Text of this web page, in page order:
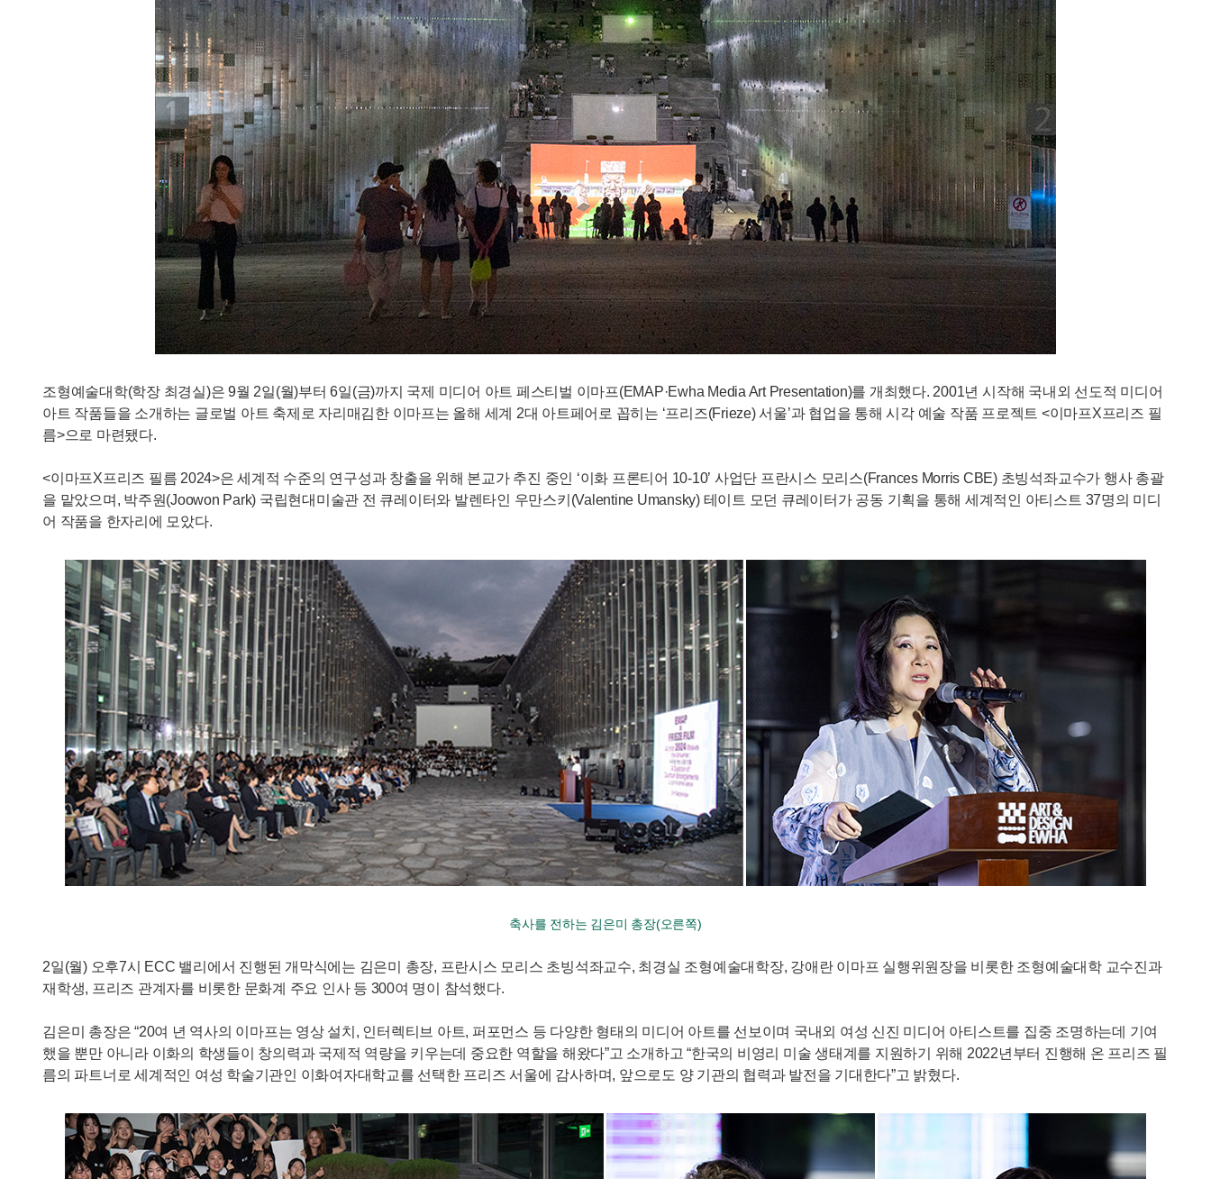
조형예술대학(학장 최경실)은 9월 2일(월)부터 6일(금)까지 국제 미디어 아트 페스티벌 이마프(EMAP·Ewha Media Art Presentation)를 개최했다. 2001년 시작해 국내외 선도적 미디어
아트 작품들을 소개하는 글로벌 아트 축제로 자리매김한 이마프는 올해 세계 2대 아트페어로 꼽히는 ‘프리즈(Frieze) 서울’과 협업을 통해 시각 예술 작품 프로젝트 <이마프X프리즈 필
름>으로 마련됐다.
<이마프X프리즈 필름 2024>은 세계적 수준의 연구성과 창출을 위해 본교가 추진 중인 ‘이화 프론티어 10-10’ 사업단 프란시스 모리스(Frances Morris CBE) 초빙석좌교수가 행사 총괄
을 맡았으며, 박주원(Joowon Park) 국립현대미술관 전 큐레이터와 발렌타인 우만스키(Valentine Umansky) 테이트 모던 큐레이터가 공동 기획을 통해 세계적인 아티스트 37명의 미디
어 작품을 한자리에 모았다.
축사를 전하는 김은미 총장(오른쪽)
2일(월) 오후7시 ECC 밸리에서 진행된 개막식에는 김은미 총장, 프란시스 모리스 초빙석좌교수, 최경실 조형예술대학장, 강애란 이마프 실행위원장을 비롯한 조형예술대학 교수진과
재학생, 프리즈 관계자를 비롯한 문화계 주요 인사 등 300여 명이 참석했다.
김은미 총장은 “20여 년 역사의 이마프는 영상 설치, 인터렉티브 아트, 퍼포먼스 등 다양한 형태의 미디어 아트를 선보이며 국내외 여성 신진 미디어 아티스트를 집중 조명하는데 기여
했을 뿐만 아니라 이화의 학생들이 창의력과 국제적 역량을 키우는데 중요한 역할을 해왔다”고 소개하고 “한국의 비영리 미술 생태계를 지원하기 위해 2022년부터 진행해 온 프리즈 필
름의 파트너로 세계적인 여성 학술기관인 이화여자대학교를 선택한 프리즈 서울에 감사하며, 앞으로도 양 기관의 협력과 발전을 기대한다”고 밝혔다.